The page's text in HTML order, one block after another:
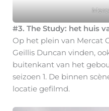
#3. The Study: het huis
Op het plein van Mercat
Geillis Duncan vinden,
buitenkant van het
seizoen 1. De binnen
locatie gefilmd.